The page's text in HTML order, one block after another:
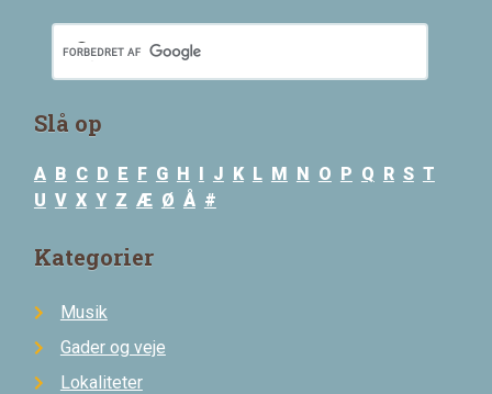
Slå op
A B C D E F G H I J K L M N O P Q R S T
U V X Y Z Æ Ø Å #
Kategorier
Musik
Gader og veje
Lokaliteter